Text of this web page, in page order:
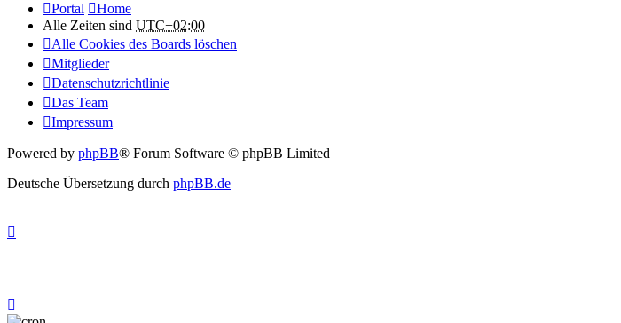
Portal
Home
Alle Zeiten sind UTC+02:00
Alle Cookies des Boards löschen
Mitglieder
Datenschutzrichtlinie
Das Team
Impressum
Powered by phpBB® Forum Software © phpBB Limited
Deutsche Übersetzung durch phpBB.de